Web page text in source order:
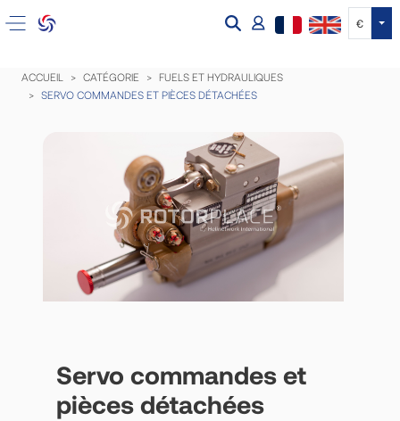
€
ACCUEIL CATÉGORIE
FUELS ET HYDRAULIQUES
SERVO COMMANDES ET PIÈCES DÉTACHÉES
Servo commandes et
pièces détachées